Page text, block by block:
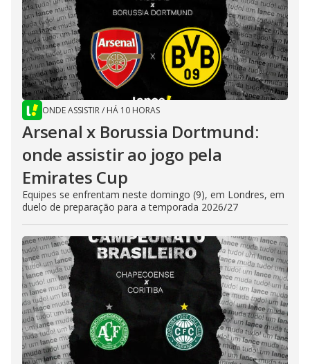
ONDE ASSISTIR/ HÁ 10 HORAS
Arsenal x Borussia Dortmund:
onde assistir ao jogo pela
Emirates Cup
Equipes se enfrentam neste domingo (9), em Londres, em
duelo de preparação para a temporada 2026/27